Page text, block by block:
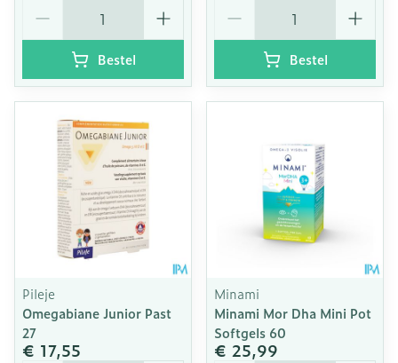
Bestel Bestel
Pileje
Omegabiane Junior Past
27
€ 17,55
Minami
Minami Mor Dha Mini Pot
Softgels 60
€ 25,99